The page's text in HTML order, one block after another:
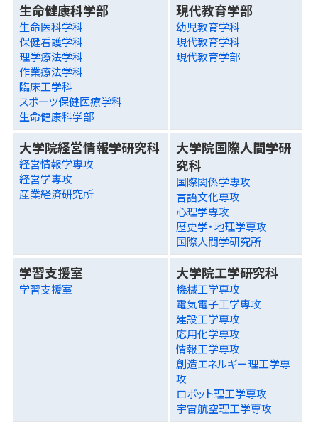
生命健康科学部
生命医科学科
保健看護学科
理学療法学科
作業療法学科
臨床工学科
スポーツ保健医療学科
生命健康科学部
現代教育学部
幼児教育学科
現代教育学科
現代教育学部
大学院経営情報学研究科
経営情報学専攻
経営学専攻
産業経済研究所
大学院国際人間学研
究科
国際関係学専攻
言語文化専攻
心理学専攻
歴史学・地理学専攻
国際人間学研究所
学習支援室
学習支援室
大学院工学研究科
機械工学専攻
電気電子工学専攻
建設工学専攻
応用化学専攻
情報工学専攻
創造エネルギー理工学専
攻
ロボット理工学専攻
宇宙航空理工学専攻